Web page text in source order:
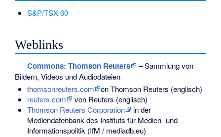
S&P/TSX 60
Weblinks
Commons: Thomson Reuters
– Sammlung von
Bildern, Videos und Audiodateien
thomsonreuters.com
on Thomson Reuters (englisch)
reuters.com
von Reuters (englisch)
Thomson Reuters Corporation
in der
Mediendatenbank des Instituts für Medien- und
Informationspolitik (IfM / mediadb.eu)